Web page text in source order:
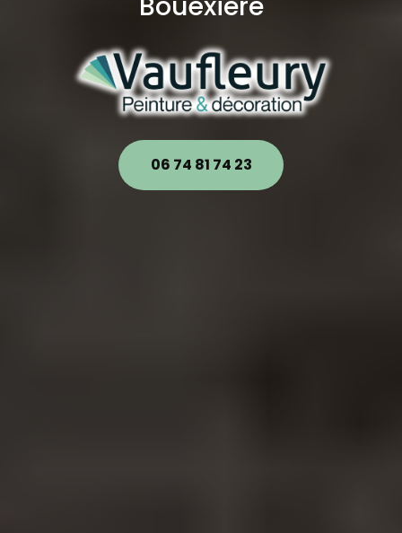
06 74 81 74 23